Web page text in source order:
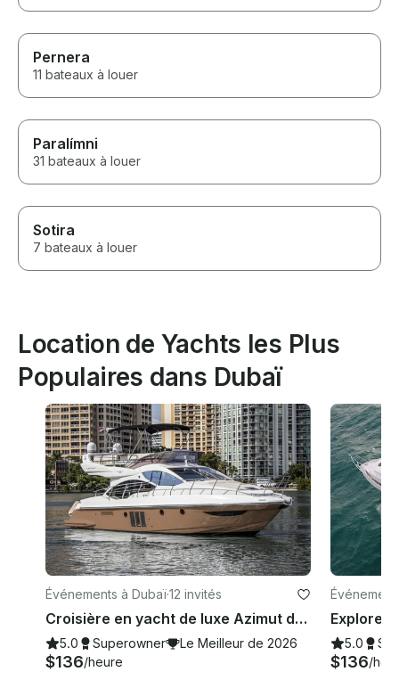
Pernera
11 bateaux à louer
Paralímni
31 bateaux à louer
Sotira
7 bateaux à louer
Location de Yachts les Plus
Populaires dans Dubaï
Événements à Dubaï·12 invités
Croisière en yacht de luxe Azimut de 45 pieds à Dubaï
5.0 Superowner Le Meilleur de 2026
$136/heure
5.0
$136/